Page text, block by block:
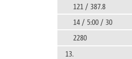
121 / 387.8
14 / 5:00 / 30
2280
13.